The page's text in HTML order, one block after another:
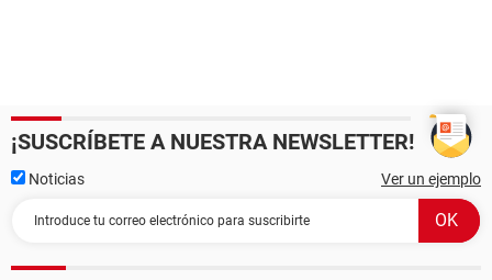
¡SUSCRÍBETE A NUESTRA NEWSLETTER!
Noticias Ver un ejemplo